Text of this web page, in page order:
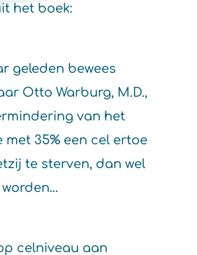
het boek:
geleden bewees
Otto Warburg, M.D.,
van het
35% een cel ertoe
te sterven, dan wel
celniveau aan